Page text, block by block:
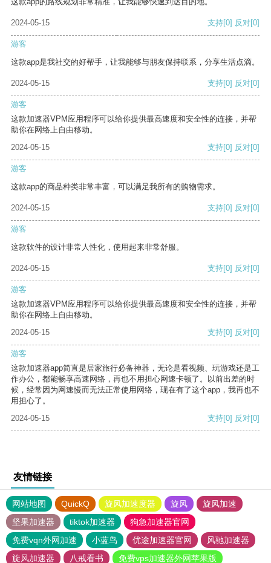
2024-05-15 支持[0] 反对[0]
游客
这款app是我社交的好帮手，让我能够与朋友保持联系，分享生活点滴。
2024-05-15 支持[0] 反对[0]
游客
这款加速器VPM应用程序可以给你提供最高速度和安全性的连接，并帮
助你在网络上自由移动。
2024-05-15
支持[0] 反对[0]
游客
这款app的商品种类非常丰富，可以满足我所有的购物需求。
2024-05-15 支持[0] 反对[0]
游客
这款软件的设计非常人性化，使用起来非常舒服。
2024-05-15 支持[0] 反对[0]
游客
这款加速器VPM应用程序可以给你提供最高速度和安全性的连接，并帮
助你在网络上自由移动。
2024-05-15
支持[0] 反对[0]
游客
这款加速器app简直是居家旅行必备神器，无论是看视频、玩游戏还是工
作办公，都能畅享高速网络，再也不用担心网速卡顿了。以前出差的时
候，经常因为网速慢而无法正常使用网络，现在有了这个app，我再也不
用担心了。
2024-05-15
支持[0] 反对[0]
友情链接
网站地图 QuickQ 旋风加速度器 旋风
旋风加速
坚果加速器
tiktok加速器
狗急加速器官网
免费vqn外网加速
小蓝鸟 优途加速器官网
风驰加速器
旋风加速器
八戒看书 免费vps加速器外网苹果版